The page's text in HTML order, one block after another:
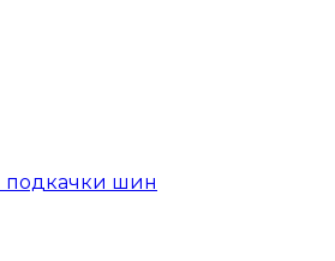
подкачки шин